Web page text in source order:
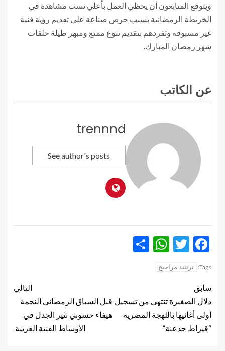
ويتوقع المتابعون أن يحظي العمل بأعلي نسب مشاهدة في
الخريطة الرمضانية بسبب حرص صناعة علي تقديم رؤية فنية
غير مسبوقه وتفردهم بتقديم تنوع ممتع ومبهر طيلة حلقات
شهر رمضان المبارك.
عن الكاتب
trennnd
See author's posts
Facebook
Twitter
WhatsApp
Tags: ترننند مراجبح
سابق
دلال الصغيرة تنتهى من تسجيل
أولى أغانيها باللهجة المصرية
“قيراط جدعنة”
التالي
قبل السباق الرمضاني النجمة
هيفاء حسوني تثير الجدل في
الأوساط الفنية العربية